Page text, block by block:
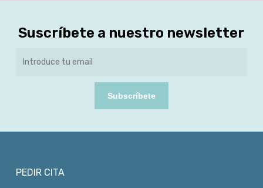
Suscríbete a nuestro newsletter
Subscríbete
PEDIR CITA